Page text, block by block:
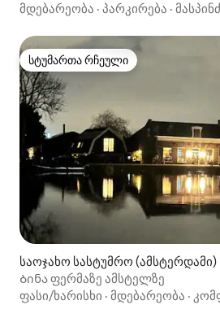
ცენტრიდან 10 წუთის სავალზე.
მდებარეობა · პარკირება ·
სტუმართა რჩეული
სტუმართა რჩეული
საოჯახო სასტუმრო (ამსტერდამი)
Ბინა ფერმაზე ამსტელზე
ფასი/ხარისხი · მდებარეობა ·